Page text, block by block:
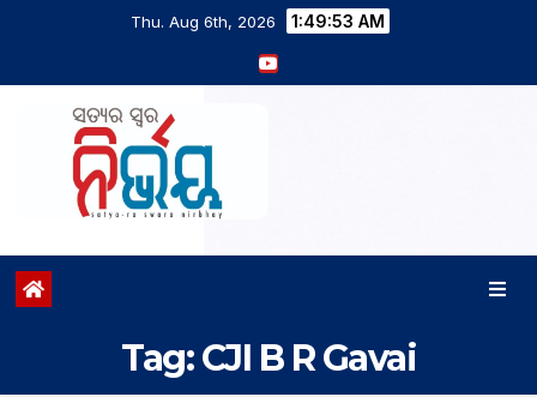
Thu. Aug 6th, 2026 1:49:53 AM
Tag:CJI B R Gavai